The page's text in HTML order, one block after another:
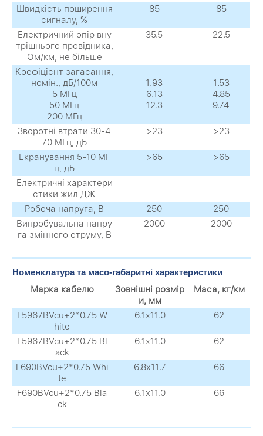
Швидкість поширення
сигналу, %
85 85
Електричний опір вну
трішнього провідника,
Ом/км, не більше
35.5 22.5
Коефіцієнт загасання,
номін., дБ/100м
5 МГц
50 МГц
200 МГц
1.93
6.13
12.3
1.53
4.85
9.74
Зворотні втрати 30-4
70 MГц, дБ
>23 >23
Екранування 5-10 MГ
ц, дБ
>65 >65
Електричні характери
стики жил ДЖ
Робоча напруга, В
250
250
Випробувальна напру
га змінного струму, В
2000 2000
Номенклатура та масо-габаритні характеристики
Марка кабелю
Зовнішні розмір
и, мм
Маса, кг/км
F5967BVcu+2*0.75 W
hite
6.1x11.0 62
F5967BVcu+2*0.75 Bl
ack
6.1x11.0 62
F690BVcu+2*0.75 Whi
te
6.8x11.7 66
F690BVcu+2*0.75 Bla
ck
6.1x11.0 66